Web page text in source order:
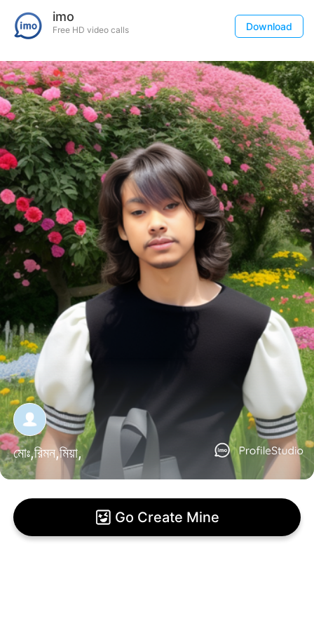
imo
Free HD video calls Download
মোঃ,রিমন,মিয়া,
Go Create Mine